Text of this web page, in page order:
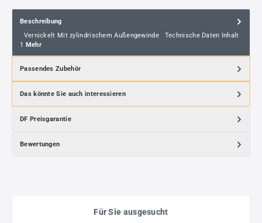
Beschreibung
Vernickelt Mit zylindrischem Außengewinde Technische Daten Inhalt
1
Mehr
Passendes Zubehör
Das könnte Sie auch interessieren
DF Preisgarantie
Bewertungen
Für Sie ausgesucht